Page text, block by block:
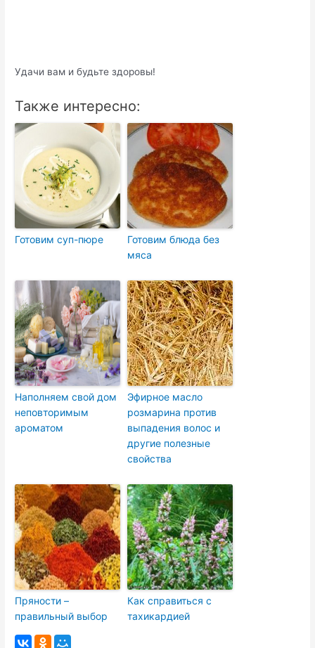
Удачи вам и будьте здоровы!
Также интересно:
Готовим суп-пюре
Готовим блюда без
мяса
Наполняем свой дом
неповторимым
ароматом
Эфирное масло
розмарина против
выпадения волос и
другие полезные
свойства
Пряности –
правильный выбор
Как справиться с
тахикардией